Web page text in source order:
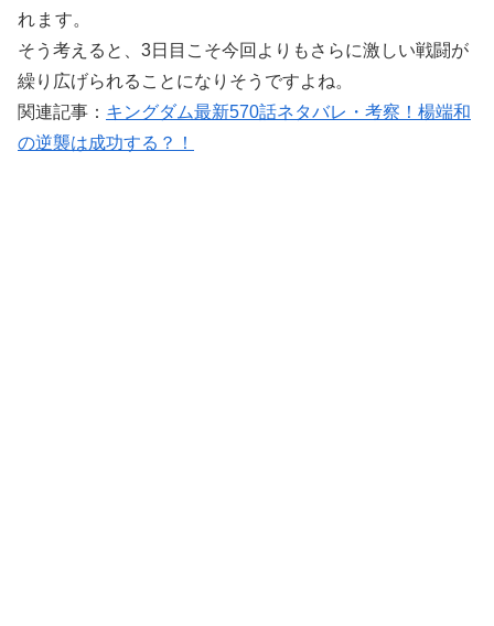
れます。
そう考えると、3日目こそ今回よりもさらに激しい戦闘が
繰り広げられることになりそうですよね。
関連記事： キングダム最新570話ネタバレ・考察！楊端和
の逆襲は成功する？！